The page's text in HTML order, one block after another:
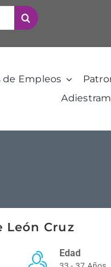
de Empleos
León Cruz
Edad